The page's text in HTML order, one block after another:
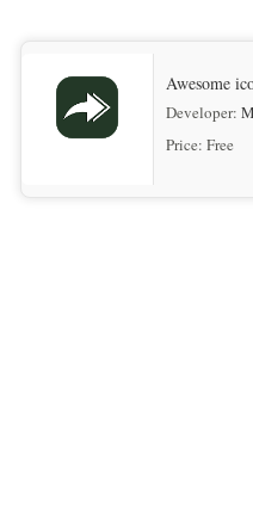
Awesome
Developer:
Price: Free